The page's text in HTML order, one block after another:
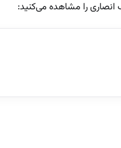
را مشاهده می‌کنید: